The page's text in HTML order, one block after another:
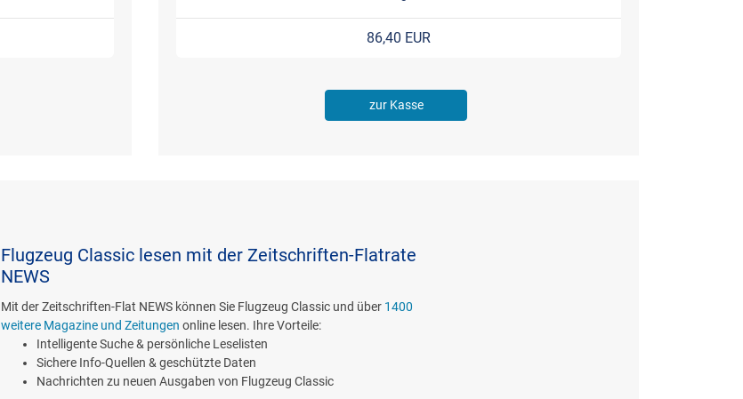
86,40 EUR
zur Kasse
Flugzeug Classic lesen mit der Zeitschriften-Flatrate
NEWS
Mit der Zeitschriften-Flat NEWS können Sie Flugzeug Classic und über 1400
weitere Magazine und Zeitungen online lesen. Ihre Vorteile:
Intelligente Suche & persönliche Leselisten
Sichere Info-Quellen & geschützte Daten
Nachrichten zu neuen Ausgaben von Flugzeug Classic